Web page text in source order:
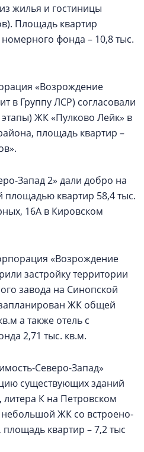
жилья и гостиницы
Площадь квартир
номерного фонда – 10,8 тыс.
«Возрождение
в Группу ЛСР) согласовали
ЖК «Пулково Лейк» в
площадь квартир –
Запад 2» дали добро на
площадью квартир 58,4 тыс.
16А в Кировском
«Возрождение
застройку территории
завода на Синопской
ЖК общей
а также отель с
2,71 тыс. кв.м.
Северо-Запад»
существующих зданий
К на Петровском
небольшой ЖК со встроено-
квартир – 7,2 тыс